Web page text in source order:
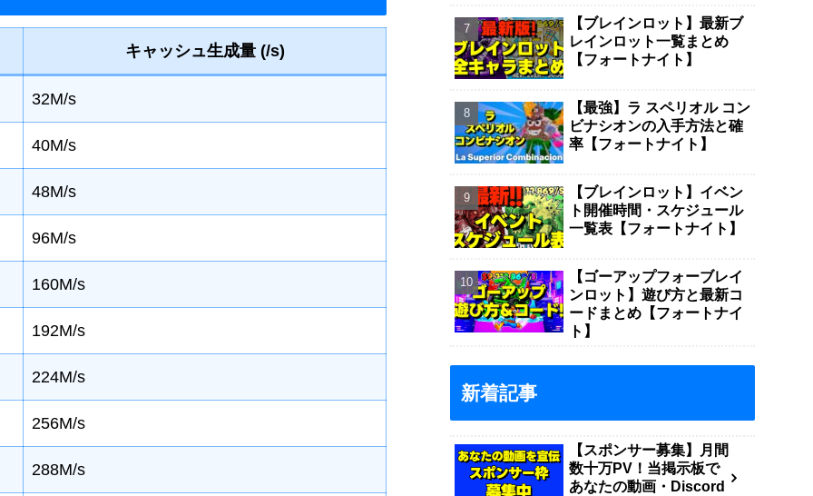
キャッシュ生成量 (/s)
32M/s
40M/s
48M/s
96M/s
160M/s
192M/s
224M/s
256M/s
288M/s
【ブレインロット】最新ブ
レインロット一覧まとめ
【フォートナイト】
【最強】ラ スペリオル コン
ビナシオンの入手方法と確
率【フォートナイト】
【ブレインロット】イベン
ト開催時間・スケジュール
一覧表【フォートナイト】
【ゴーアップフォーブレイ
ンロット】遊び方と最新コ
ードまとめ【フォートナイ
ト】
新着記事
【スポンサー募集】月間
数十万PV！当掲示板で
あなたの動画・Discord